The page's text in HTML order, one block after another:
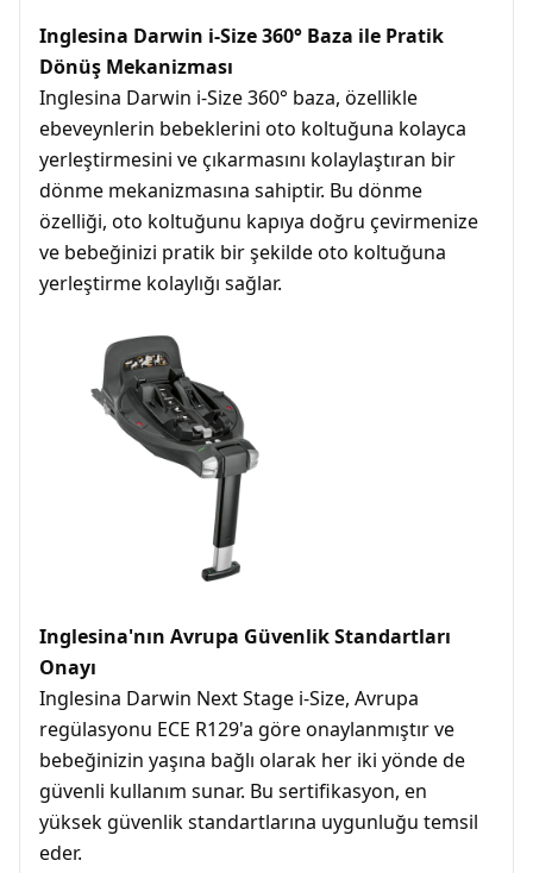
Inglesina Darwin i-Size 360° Baza ile Pratik
Dönüş Mekanizması
Inglesina Darwin i-Size 360° baza, özellikle
ebeveynlerin bebeklerini oto koltuğuna kolayca
yerleştirmesini ve çıkarmasını kolaylaştıran bir
dönme mekanizmasına sahiptir. Bu dönme
özelliği, oto koltuğunu kapıya doğru çevirmenize
ve bebeğinizi pratik bir şekilde oto koltuğuna
yerleştirme kolaylığı sağlar.
Inglesina'nın Avrupa Güvenlik Standartları
Onayı
Inglesina Darwin Next Stage i-Size, Avrupa
regülasyonu ECE R129'a göre onaylanmıştır ve
bebeğinizin yaşına bağlı olarak her iki yönde de
güvenli kullanım sunar. Bu sertifikasyon, en
yüksek güvenlik standartlarına uygunluğu temsil
eder.